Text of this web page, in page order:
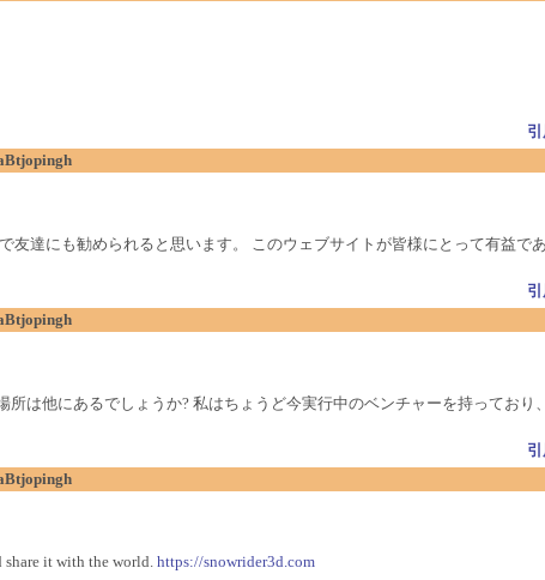
友達にも勧められると思います。 このウェブサイトが皆様にとって有益で
所は他にあるでしょうか? 私はちょうど今実行中のベンチャーを持ってお
it with the world. https://snowrider3d.com